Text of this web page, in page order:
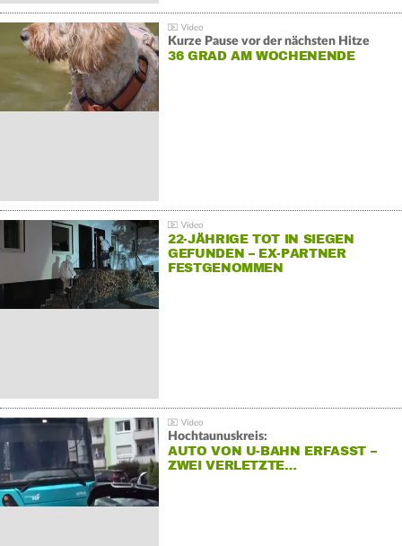
Kurze Pause vor der nächsten Hitze
36 GRAD AM WOCHENENDE
22-JÄHRIGE TOT IN SIEGEN
GEFUNDEN – EX-PARTNER
FESTGENOMMEN
Hochtaunuskreis:
AUTO VON U-BAHN ERFASST –
ZWEI VERLETZTE…